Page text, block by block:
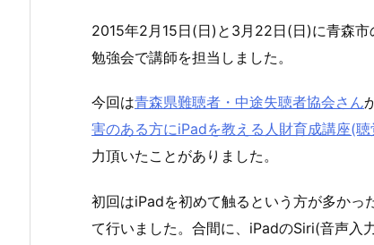
2015年2月15日(日)と3月22日(日)に青森
勉強会で講師を担当しました。
今回は青森県難聴者・中途失聴者協会さん
害のある方にiPadを教える人財育成講座(
力頂いたことがありました。
初回はiPadを初めて触るという方が多かっ
て行いました。合間に、iPadのSiri(音声入